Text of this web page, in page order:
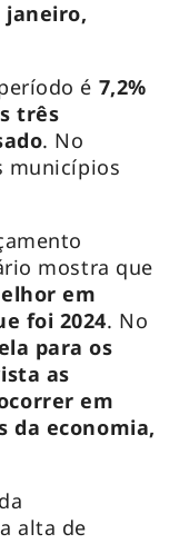
janeiro,
é 7,2%
três
. No
municípios
mostra que
em
foi 2024. No
para os
as
em
da economia,
alta de